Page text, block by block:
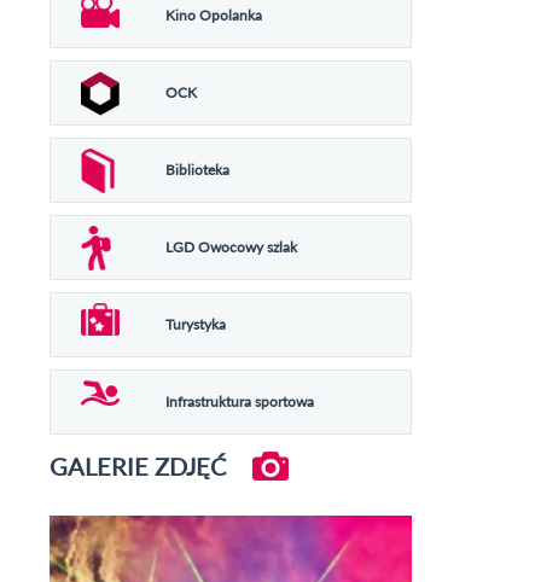
Kino Opolanka
OCK
Biblioteka
LGD Owocowy szlak
Turystyka
Infrastruktura sportowa
GALERIE ZDJĘĆ